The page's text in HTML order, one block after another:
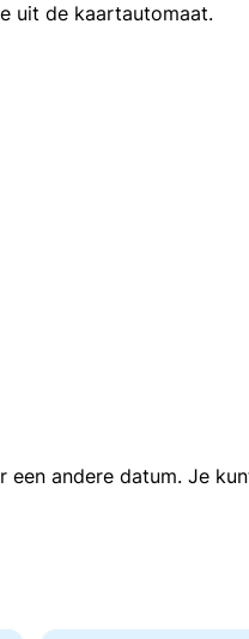
uit de kaartautomaat.
andere datum. Je